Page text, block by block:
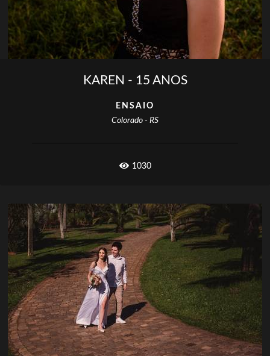
KAREN - 15 ANOS
ENSAIO
Colorado - RS
1030